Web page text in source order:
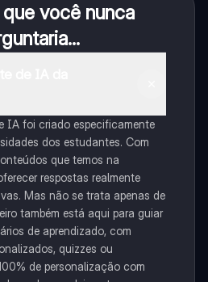
você nunca
IA foi criado especificamente
dos estudantes. Com
que temos na
respostas realmente
Mas não se trata apenas de
também está aqui para guiar
de aprendizado, com
quizzes ou
de personalização com